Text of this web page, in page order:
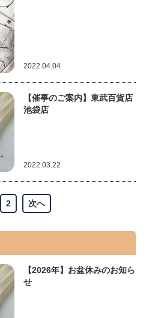
2022.04.04
【催事のご案内】東武百貨店
池袋店
2022.03.22
2 次へ
【2026年】お盆休みのお知ら
せ